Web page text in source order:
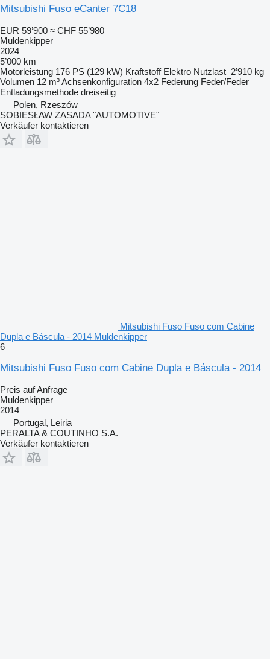
Mitsubishi Fuso eCanter 7C18
EUR 59’900 ≈ CHF 55’980
Muldenkipper
2024
5’000 km
Motorleistung 176 PS (129 kW) Kraftstoff Elektro Nutzlast 2’910 kg
Volumen 12 m³Achsenkonfiguration 4x2 Federung Feder/Feder
Entladungsmethode dreiseitig
Polen, Rzeszów
SOBIESŁAW ZASADA "AUTOMOTIVE"
Verkäufer kontaktieren
Mitsubishi Fuso Fuso com Cabine
Dupla e Báscula - 2014 Muldenkipper
6
Mitsubishi Fuso Fuso com Cabine Dupla e Báscula - 2014
Preis auf Anfrage
Muldenkipper
2014
Portugal, Leiria
PERALTA & COUTINHO S.A.
Verkäufer kontaktieren